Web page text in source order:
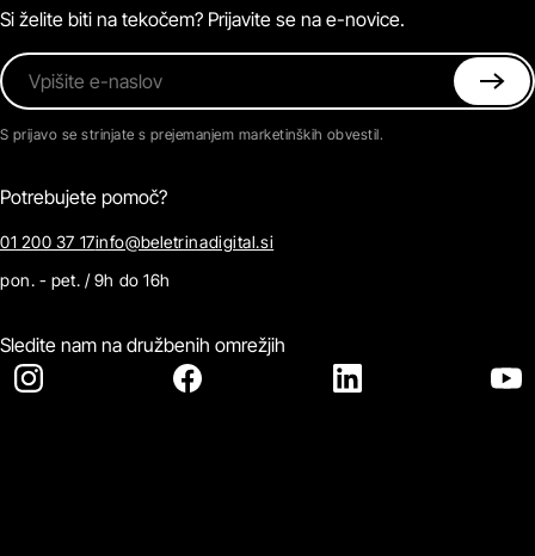
Kontaktirajte nas
Si želite biti na tekočem? Prijavite se na e-novice.
Vpišite e-naslov
S prijavo se strinjate s prejemanjem marketinških obvestil.
Potrebujete pomoč?
01 200 37 17info@beletrinadigital.si
pon. - pet. / 9h do 16h
Sledite nam na družbenih omrežjih